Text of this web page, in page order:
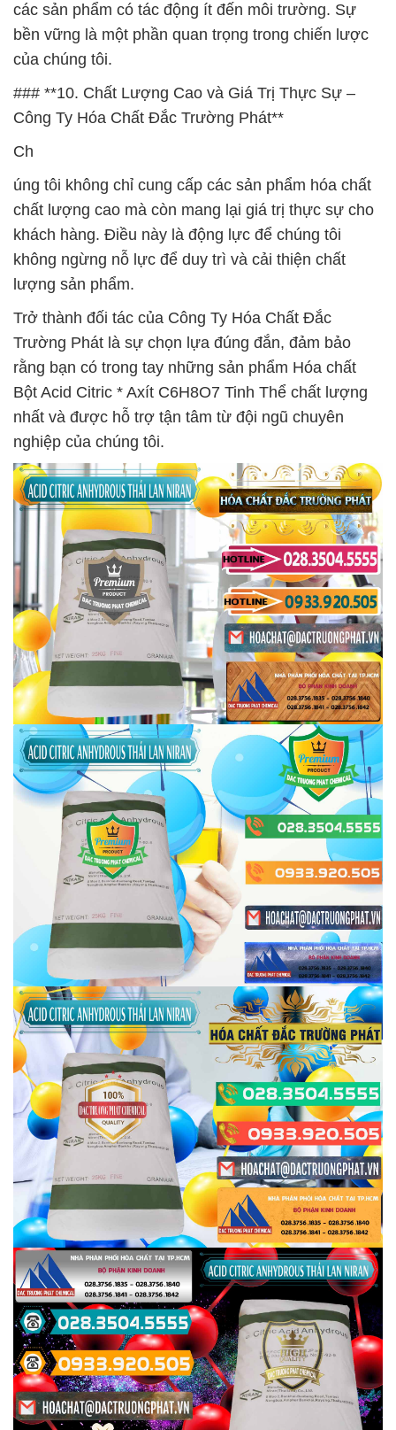
các sản phẩm có tác động ít đến môi trường. Sự
bền vững là một phần quan trọng trong chiến lược
của chúng tôi.
### **10. Chất Lượng Cao và Giá Trị Thực Sự –
Công Ty Hóa Chất Đắc Trường Phát**
Ch
úng tôi không chỉ cung cấp các sản phẩm hóa chất
chất lượng cao mà còn mang lại giá trị thực sự cho
khách hàng. Điều này là động lực để chúng tôi
không ngừng nỗ lực để duy trì và cải thiện chất
lượng sản phẩm.
Trở thành đối tác của Công Ty Hóa Chất Đắc
Trường Phát là sự chọn lựa đúng đắn, đảm bảo
rằng bạn có trong tay những sản phẩm Hóa chất
Bột Acid Citric * Axít C6H8O7 Tinh Thể chất lượng
nhất và được hỗ trợ tận tâm từ đội ngũ chuyên
nghiệp của chúng tôi.